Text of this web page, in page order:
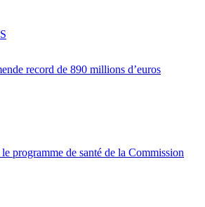
record de 890 millions d’euros
programme de santé de la Commission